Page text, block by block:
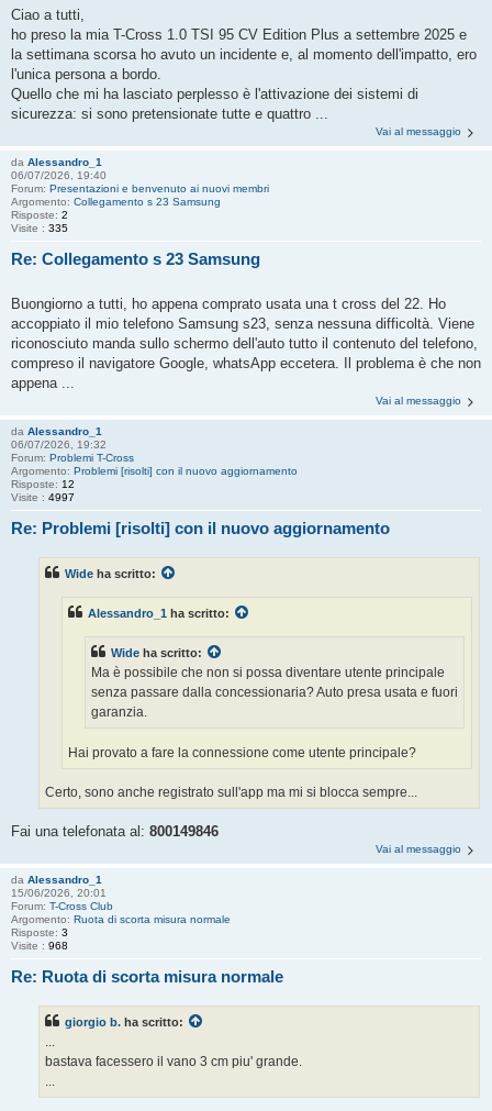
Ciao a tutti,
ho preso la mia T-Cross 1.0 TSI 95 CV Edition Plus a settembre 2025 e
la settimana scorsa ho avuto un incidente e, al momento dell'impatto, ero
l'unica persona a bordo.
Quello che mi ha lasciato perplesso è l'attivazione dei sistemi di
sicurezza: si sono pretensionate tutte e quattro ...
Vai al messaggio
da Alessandro_1
06/07/2026, 19:40
Forum: Presentazioni e benvenuto ai nuovi membri
Argomento: Collegamento s 23 Samsung
Risposte: 2
Visite : 335
Re: Collegamento s 23 Samsung
Buongiorno a tutti, ho appena comprato usata una t cross del 22. Ho
accoppiato il mio telefono Samsung s23, senza nessuna difficoltà. Viene
riconosciuto manda sullo schermo dell'auto tutto il contenuto del telefono,
compreso il navigatore Google, whatsApp eccetera. Il problema è che non
appena ...
Vai al messaggio
da Alessandro_1
06/07/2026, 19:32
Forum: Problemi T-Cross
Argomento: Problemi [risolti] con il nuovo aggiornamento
Risposte: 12
Visite : 4997
Re: Problemi [risolti] con il nuovo aggiornamento
Wide ha scritto:
Alessandro_1 ha scritto:
Wide ha scritto:
Ma è possibile che non si possa diventare utente principale
senza passare dalla concessionaria? Auto presa usata e fuori
garanzia.
Hai provato a fare la connessione come utente principale?
Certo, sono anche registrato sull'app ma mi si blocca sempre...
Fai una telefonata al: 800149846
Vai al messaggio
da Alessandro_1
15/06/2026, 20:01
Forum: T-Cross Club
Argomento: Ruota di scorta misura normale
Risposte: 3
Visite : 968
Re: Ruota di scorta misura normale
giorgio b. ha scritto:
...
bastava facessero il vano 3 cm piu' grande.
...